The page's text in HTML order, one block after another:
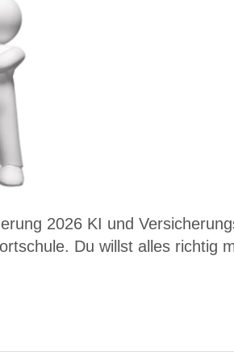
2026 KI und
Du willst alles richtig